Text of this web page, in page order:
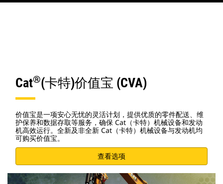
Cat®(卡特)价值宝 (CVA)
价值宝是一项安心无忧的灵活计划，提供优质的零件配送、维
护保养和数据存取等服务，确保 Cat（卡特）机械设备和发动
机高效运行。全新及非全新 Cat（卡特）机械设备与发动机均
可购买价值宝。
查看选项